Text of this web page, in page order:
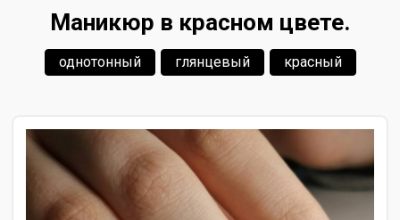
Маникюр в красном цвете.
однотонный глянцевый красный